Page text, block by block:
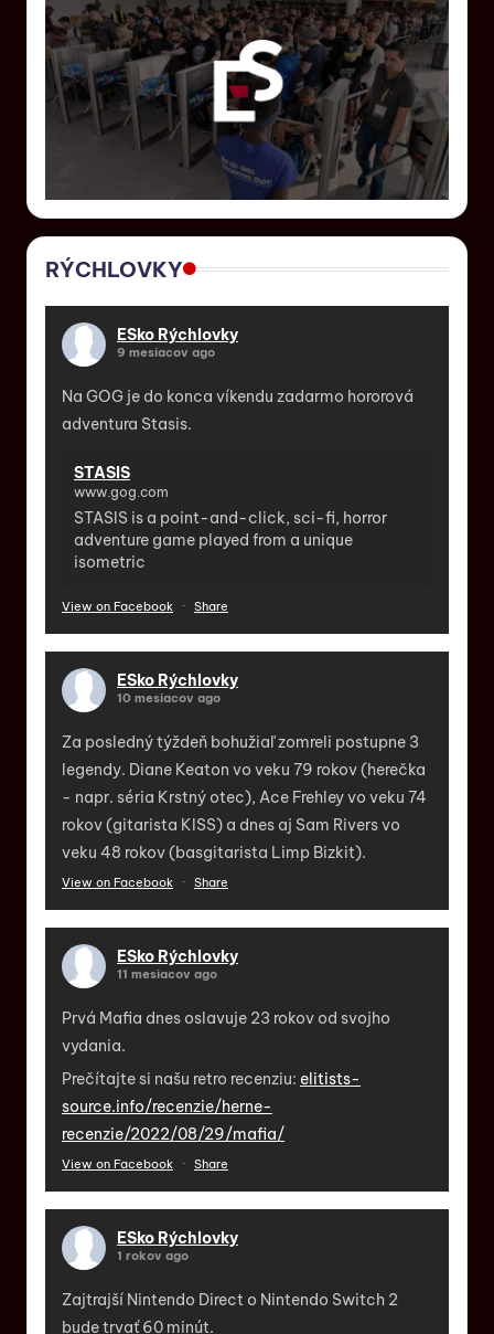
RÝCHLOVKY
ESko Rýchlovky
9 mesiacov ago
Na GOG je do konca víkendu zadarmo hororová
adventura Stasis.
STASIS
www.gog.com
STASIS is a point-and-click, sci-fi, horror
adventure game played from a unique
isometric
View on Facebook · Share
ESko Rýchlovky
10 mesiacov ago
Za posledný týždeň bohužiaľ zomreli postupne 3
legendy. Diane Keaton vo veku 79 rokov (herečka
- napr. séria Krstný otec), Ace Frehley vo veku 74
rokov (gitarista KISS) a dnes aj Sam Rivers vo
veku 48 rokov (basgitarista Limp Bizkit).
View on Facebook · Share
ESko Rýchlovky
11 mesiacov ago
Prvá Mafia dnes oslavuje 23 rokov od svojho
vydania.
Prečítajte si našu retro recenziu: elitists-
source.info/recenzie/herne-
recenzie/2022/08/29/mafia/
View on Facebook · Share
ESko Rýchlovky
1 rokov ago
Zajtrajší Nintendo Direct o Nintendo Switch 2
bude trvať 60 minút.